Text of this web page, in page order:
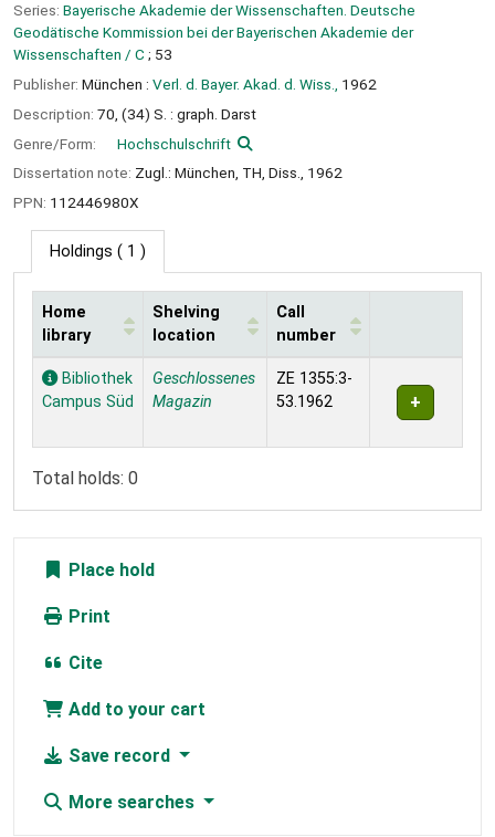
Series: Bayerische Akademie der Wissenschaften. Deutsche
Geodätische Kommission bei der Bayerischen Akademie der
Wissenschaften / C ; 53
Publisher: München : Verl. d. Bayer. Akad. d. Wiss.,
1962
Description: 70, (34) S. : graph. Darst
Genre/Form:
Hochschulschrift
Dissertation note: Zugl.: München, TH, Diss., 1962
PPN: 112446980X
Holdings ( 1 )
Holdings
Home
library
Shelving
location
Call
number
Bibliothek
Campus Süd
Geschlossenes
Magazin
ZE 1355:3-
53.1962
Total holds: 0
Place hold
Print
Cite
Add to your cart
Save record
More searches